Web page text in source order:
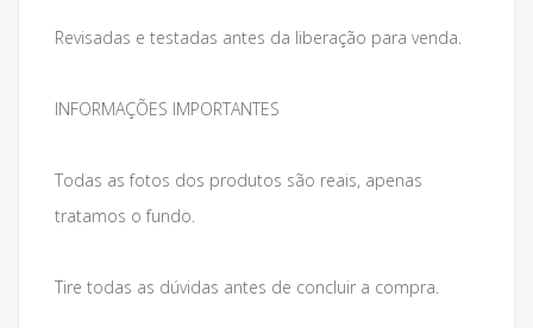
Revisadas e testadas antes da liberação para venda.
INFORMAÇÕES IMPORTANTES
Todas as fotos dos produtos são reais, apenas
tratamos o fundo.
Tire todas as dúvidas antes de concluir a compra.